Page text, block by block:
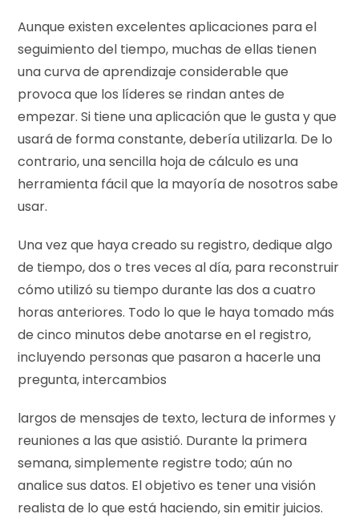
Aunque existen excelentes aplicaciones para el
seguimiento del tiempo, muchas de ellas tienen
una curva de aprendizaje considerable que
provoca que los líderes se rindan antes de
empezar. Si tiene una aplicación que le gusta y que
usará de forma constante, debería utilizarla. De lo
contrario, una sencilla hoja de cálculo es una
herramienta fácil que la mayoría de nosotros sabe
usar.
Una vez que haya creado su registro, dedique algo
de tiempo, dos o tres veces al día, para reconstruir
cómo utilizó su tiempo durante las dos a cuatro
horas anteriores. Todo lo que le haya tomado más
de cinco minutos debe anotarse en el registro,
incluyendo personas que pasaron a hacerle una
pregunta, intercambios
largos de mensajes de texto, lectura de informes y
reuniones a las que asistió. Durante la primera
semana, simplemente registre todo; aún no
analice sus datos. El objetivo es tener una visión
realista de lo que está haciendo, sin emitir juicios.